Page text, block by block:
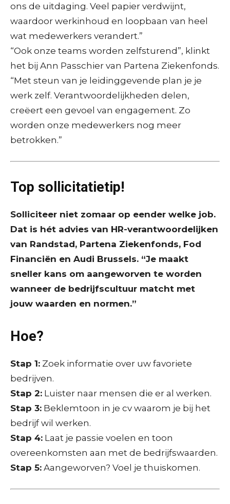
ons de uitdaging. Veel papier verdwijnt,
waardoor werkinhoud en loopbaan van heel
wat medewerkers verandert.”
“Ook onze teams worden zelfsturend”, klinkt
het bij Ann Passchier van Partena Ziekenfonds.
“Met steun van je leidinggevende plan je je
werk zelf. Verantwoordelijkheden delen,
creëert een gevoel van engagement. Zo
worden onze medewerkers nog meer
betrokken.”
Top sollicitatietip!
Solliciteer niet zomaar op eender welke job.
Dat is hét advies van HR-verantwoordelijken
van Randstad, Partena Ziekenfonds, Fod
Financiën en Audi Brussels. “Je maakt
sneller kans om aangeworven te worden
wanneer de bedrijfscultuur matcht met
jouw waarden en normen.”
Hoe?
Stap 1: Zoek informatie over uw favoriete
bedrijven.
Stap 2: Luister naar mensen die er al werken.
Stap 3: Beklemtoon in je cv waarom je bij het
bedrijf wil werken.
Stap 4: Laat je passie voelen en toon
overeenkomsten aan met de bedrijfswaarden.
Stap 5: Aangeworven? Voel je thuiskomen.